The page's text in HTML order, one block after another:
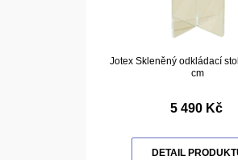
Jotex Skleněný odkládací
cm
5 490 Kč
DETAIL